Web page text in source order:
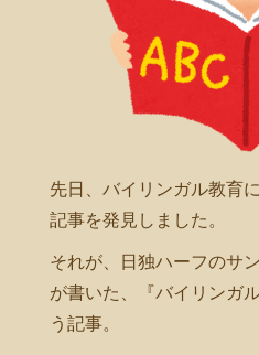
先日、バイリンガル教育
記事を発見しました。
それが、日独ハーフのサ
が書いた、『バイリンガ
う記事。